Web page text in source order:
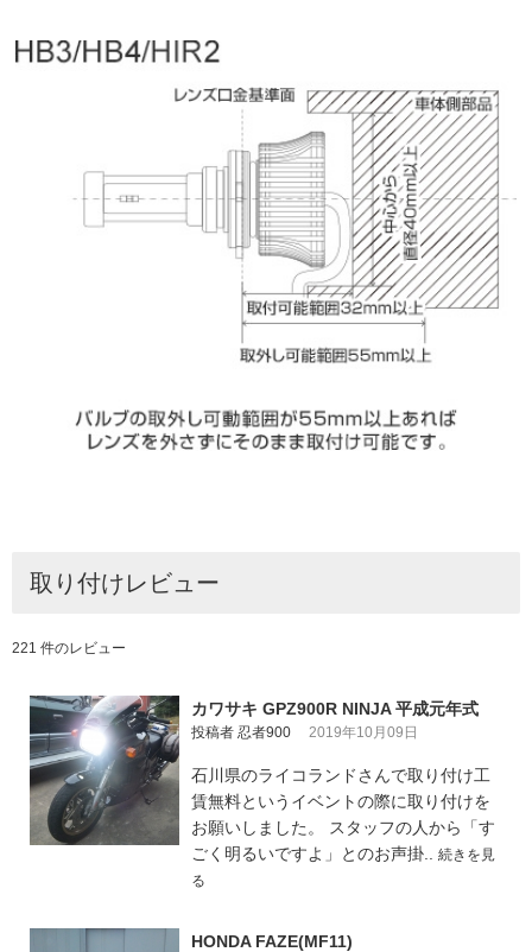
取り付けレビュー
221 件のレビュー
カワサキ GPZ900R NINJA 平成元年式
投稿者 忍者900 2019年10月09日
石川県のライコランドさんで取り付け工
賃無料というイベントの際に取り付けを
お願いしました。 スタッフの人から「す
ごく明るいですよ」とのお声掛.. 続きを見
る
HONDA FAZE(MF11)